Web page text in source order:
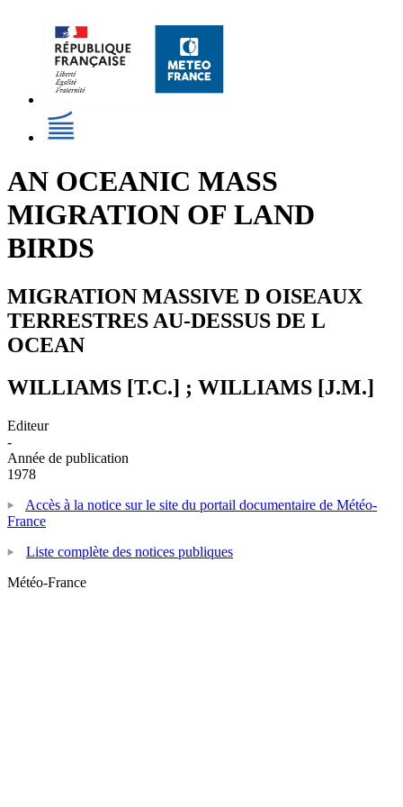
AN OCEANIC MASS
MIGRATION OF LAND
BIRDS
MIGRATION MASSIVE D OISEAUX
TERRESTRES AU-DESSUS DE L
OCEAN
WILLIAMS [T.C.] ; WILLIAMS [J.M.]
Editeur
-
Année de publication
1978
Accès à la notice sur le site du portail documentaire de Météo-
France
Liste complète des notices publiques
Météo-France